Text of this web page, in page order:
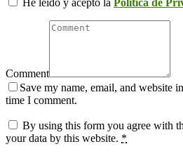
Comment
Save my name, email, and website
time I comment.
By using this form you agree with
your data by this website. *